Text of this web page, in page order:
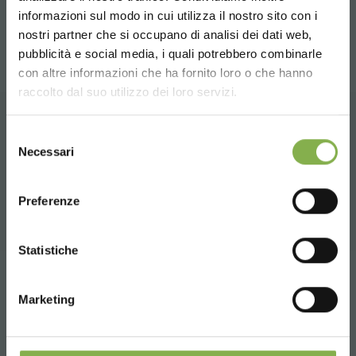
informazioni sul modo in cui utilizza il nostro sito con i
nostri partner che si occupano di analisi dei dati web,
pubblicità e social media, i quali potrebbero combinarle
con altre informazioni che ha fornito loro o che hanno
raccolto dal suo utilizzo dei loro servizi.
delNecessari
Preferenze
Statistiche
Marketing
baignoires, assurant une durée de vie plus longue et un
fonctionnement fiable.
PRODUITS CONNEXES
Choose the country you are in and your
language for a better browsing experience
FICHE TECHNIQUE
Connectez-vous ou
inscrivez-vous pour